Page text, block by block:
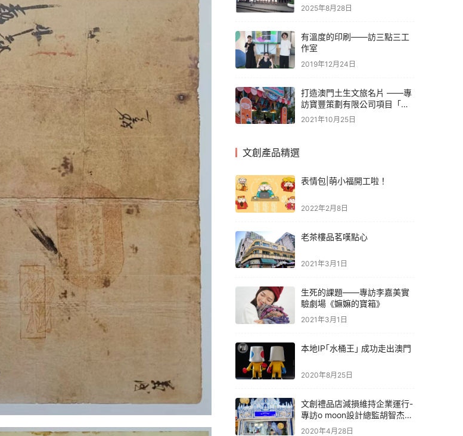
2025年8月28日
有溫度的印刷——訪三點三工
作室
2019年12月24日
打造澳門土生文旅名片 ——專
訪寶豐策劃有限公司項目「心
在澳」
2021年10月25日
文創產品精選
表情包|萌小福開工啦！
2022年2月8日
老茶樓品茗嘆點心
2021年3月1日
生死的課題——專訪李嘉美實
驗劇場《嫲嫲的寶箱》
2021年3月1日
本地IP｢水桶王｣ 成功走出澳門
2020年8月25日
文創禮品店減損維持企業運行-
專訪o moon設計總監胡智杰先
生
2020年4月28日